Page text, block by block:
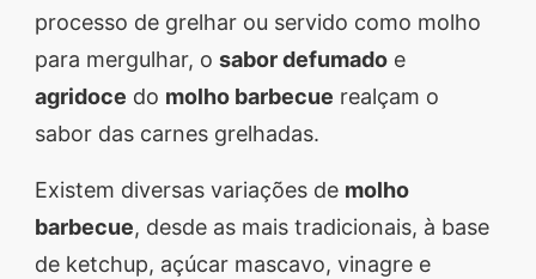
processo de grelhar ou servido como molho
para mergulhar, o sabor defumado e
agridoce do molho barbecue realçam o
sabor das carnes grelhadas.
Existem diversas variações de molho
barbecue, desde as mais tradicionais, à base
de ketchup, açúcar mascavo, vinagre e